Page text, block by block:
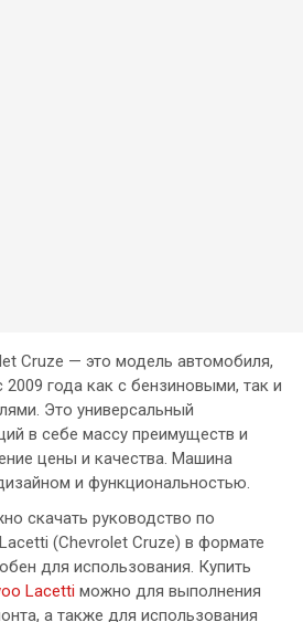
Сruze — это модель автомобиля,
2009 года как с бензиновыми, так и
Это универсальный
в себе массу преимуществ и
цены и качества. Машина
и функциональностью.
скачать руководство по
(Сhevrolet Сruze) в формате
для использования. Купить
Lacetti можно для выполнения
а также для использования